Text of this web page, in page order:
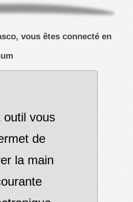
vous êtes connecté en
outil vous
de
la main